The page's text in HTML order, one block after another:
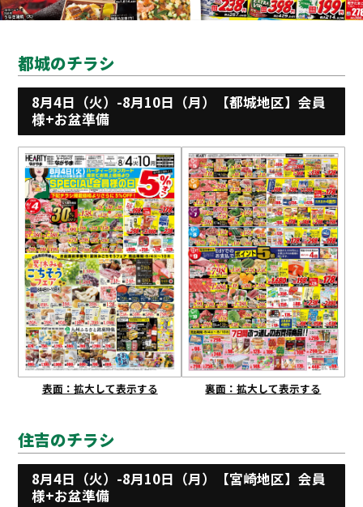
都城のチラシ
8月4日（火）-8月10日（月）【都城地区】会員
様+お盆準備
表面：拡大して表示する 裏面：拡大して表示する
住吉のチラシ
8月4日（火）-8月10日（月）【宮崎地区】会員
様+お盆準備